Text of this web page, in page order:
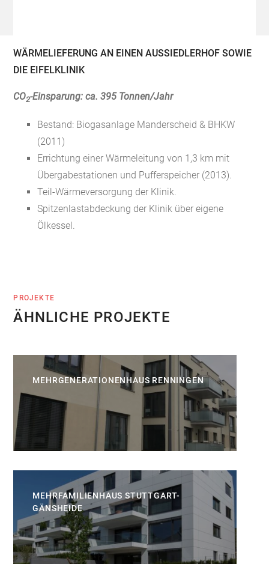
WÄRMELIEFERUNG AN EINEN AUSSIEDLERHOF SOWIE
DIE EIFELKLINIK
CO2-Einsparung: ca. 395 Tonnen/Jahr
Bestand: Biogasanlage Manderscheid & BHKW
(2011)
Errichtung einer Wärmeleitung von 1,3 km mit
Übergabestationen und Pufferspeicher (2013).
Teil-Wärmeversorgung der Klinik.
Spitzenlastabdeckung der Klinik über eigene
Ölkessel.
PROJEKTE
ÄHNLICHE PROJEKTE
MEHRGENERATIONENHAUS RENNINGEN
MEHRFAMILIENHAUS STUTTGART-
GÄNSHEIDE